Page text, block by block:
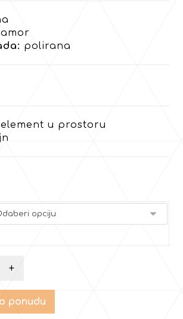
polirana
u prostoru
+
ponudu